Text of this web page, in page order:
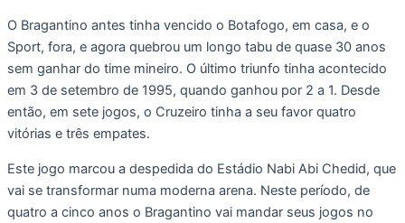
O Bragantino antes tinha vencido o Botafogo, em casa, e o
Sport, fora, e agora quebrou um longo tabu de quase 30 anos
sem ganhar do time mineiro. O último triunfo tinha acontecido
em 3 de setembro de 1995, quando ganhou por 2 a 1. Desde
então, em sete jogos, o Cruzeiro tinha a seu favor quatro
vitórias e três empates.
Este jogo marcou a despedida do Estádio Nabi Abi Chedid, que
vai se transformar numa moderna arena. Neste período, de
quatro a cinco anos o Bragantino vai mandar seus jogos no